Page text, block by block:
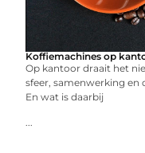
Koffiemachines op
Op kantoor draait het
sfeer, samenwerking en
En wat is daarbij
...